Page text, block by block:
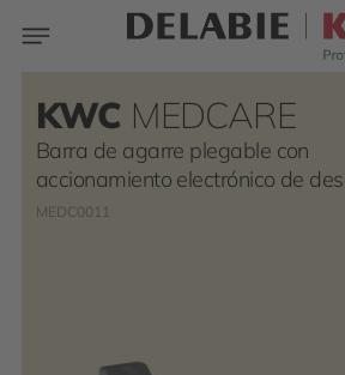
KWC MEDCARE
Barra de agarre plegable con
accionamiento electrónico de
MEDC0011